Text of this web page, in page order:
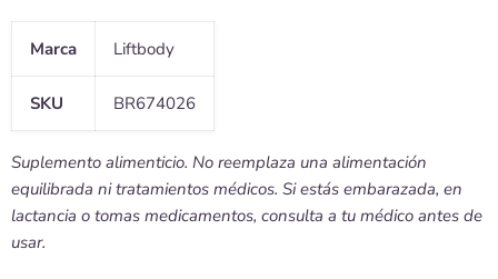
Marca Liftbody
SKU BR674026
Suplemento alimenticio. No reemplaza una alimentación
equilibrada ni tratamientos médicos. Si estás embarazada, en
lactancia o tomas medicamentos, consulta a tu médico antes de
usar.